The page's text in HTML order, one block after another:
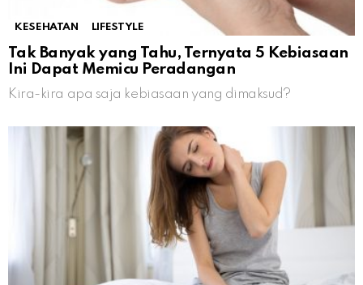
KESEHATAN LIFESTYLE
Tak Banyak yang Tahu, Ternyata 5 Kebiasaan
Ini Dapat Memicu Peradangan
Kira-kira apa saja kebiasaan yang dimaksud?